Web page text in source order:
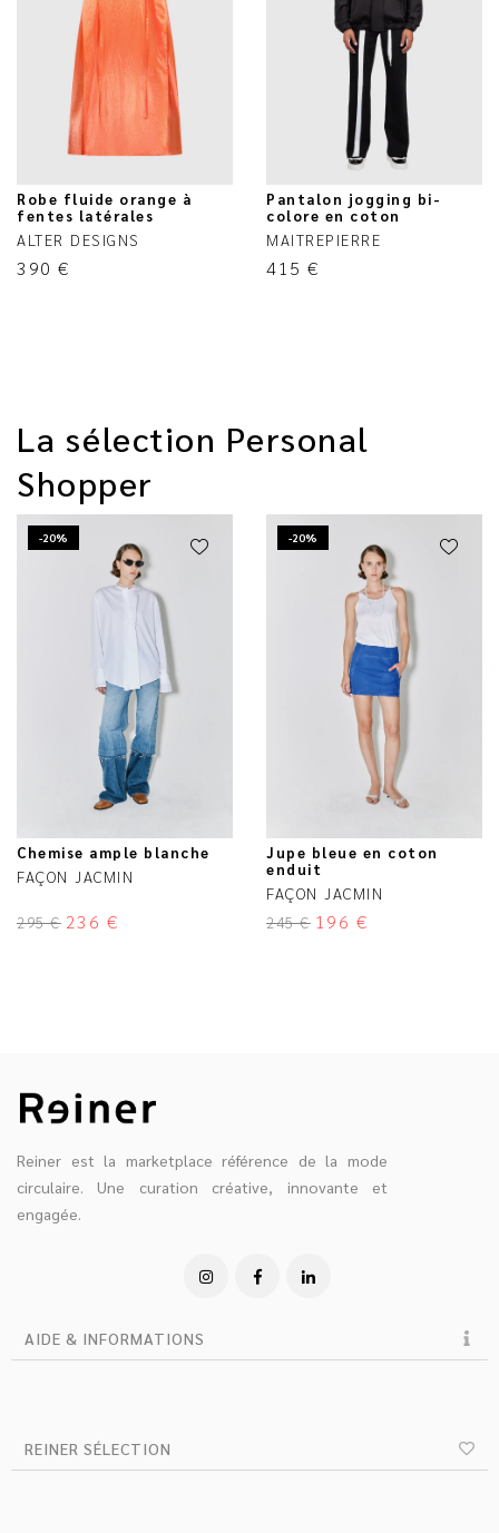
Robe fluide orange à
fentes latérales
ALTER DESIGNS
390 €
Pantalon jogging bi-
colore en coton
MAITREPIERRE
415 €
La sélection Personal
Shopper
-20%
Chemise ample blanche
FAÇON JACMIN
295€ 236 €
-20%
Jupe bleue en coton
enduit
FAÇON JACMIN
245€ 196 €
Reiner est la marketplace référence de la mode
circulaire. Une curation créative, innovante et
engagée.
AIDE & INFORMATIONS
REINER SÉLECTION